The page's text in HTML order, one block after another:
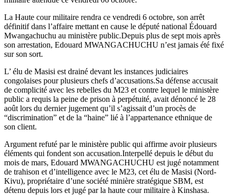
La Haute cour militaire rendra ce vendredi 6 octobre, son arrêt
définitif dans l’affaire mettant en cause le député national Édouard
Mwangachuchu au ministère public.Depuis plus de sept mois après
son arrestation, Edouard MWANGACHUCHU n’est jamais été fixé
sur son sort.
L’ élu de Masisi est drainé devant les instances judiciaires
congolaises pour plusieurs chefs d’accusations.Sa défense accusait
de complicité avec les rebelles du M23 et contre lequel le ministère
public a requis la peine de prison à perpétuité, avait dénoncé le 28
août lors du dernier jugement qu’il s’agissait d’un procès de
“discrimination” et de la “haine” lié à l’appartenance ethnique de
son client.
Argument refuté par le ministère public qui affirme avoir plusieurs
éléments qui fondent son accusation.Interpellé depuis le début du
mois de mars, Edouard MWANGACHUCHU est jugé notamment
de trahison et d’intelligence avec le M23, cet élu de Masisi (Nord-
Kivu), propriétaire d’une société minière stratégique SBM, est
détenu depuis lors et jugé par la haute cour militaire à Kinshasa.